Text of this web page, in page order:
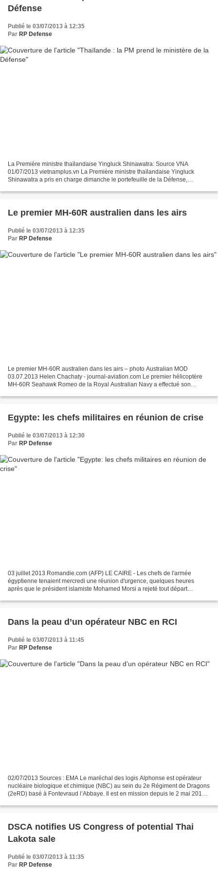
Défense
Publié le 03/07/2013 à 12:35
Par RP Defense
La Première ministre thaïlandaise Yingluck Shinawatra: Source VNA
01/07/2013 vietnamplus.vn La Première ministre thaïlandaise Yingluck
Shinawatra a pris en charge dimanche le portefeuille de la Défense,
Le premier MH-60R australien dans les airs
Publié le 03/07/2013 à 12:35
Par RP Defense
Le premier MH-60R australien dans les airs – photo Australian MOD
03.07.2013 Helen Chachaty - journal-aviation.com Le premier hélicoptère
MH-60R Seahawk Romeo de la Royal Australian Navy a effectué son
Egypte: les chefs militaires en réunion de crise
Publié le 03/07/2013 à 12:30
Par RP Defense
03 juillet 2013 Romandie.com (AFP) LE CAIRE - Les chefs de l'armée
égyptienne tenaient mercredi une réunion d'urgence, quelques heures
après que le président islamiste Mohamed Morsi a rejeté tout départ
Dans la peau d’un opérateur NBC en RCI
Publié le 03/07/2013 à 11:45
Par RP Defense
02/07/2013 Sources : EMA Le maréchal des logis Alphonse est opérateur
nucléaire biologique et chimique (NBC) au sein du 2e Régiment de Dragons
(2eRD) basé à Fontevraud l’Abbaye. Il est en mission depuis le 2 mai 2013
DSCA notifies US Congress of potential Thai
Lakota sale
Publié le 03/07/2013 à 11:35
Par RP Defense